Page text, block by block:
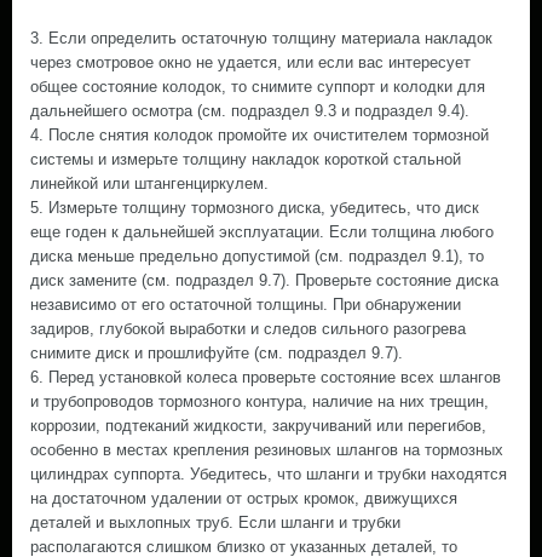
3. Если определить остаточную толщину материала накладок
через смотровое окно не удается, или если вас интересует
общее состояние колодок, то снимите суппорт и колодки для
дальнейшего осмотра (см. подраздел 9.3 и подраздел 9.4).
4. После снятия колодок промойте их очистителем тормозной
системы и измерьте толщину накладок короткой стальной
линейкой или штангенциркулем.
5. Измерьте толщину тормозного диска, убедитесь, что диск
еще годен к дальнейшей эксплуатации. Если толщина любого
диска меньше предельно допустимой (см. подраздел 9.1), то
диск замените (см. подраздел 9.7). Проверьте состояние диска
независимо от его остаточной толщины. При обнаружении
задиров, глубокой выработки и следов сильного разогрева
снимите диск и прошлифуйте (см. подраздел 9.7).
6. Перед установкой колеса проверьте состояние всех шлангов
и трубопроводов тормозного контура, наличие на них трещин,
коррозии, подтеканий жидкости, закручиваний или перегибов,
особенно в местах крепления резиновых шлангов на тормозных
цилиндрах суппорта. Убедитесь, что шланги и трубки находятся
на достаточном удалении от острых кромок, движущихся
деталей и выхлопных труб. Если шланги и трубки
располагаются слишком близко от указанных деталей, то